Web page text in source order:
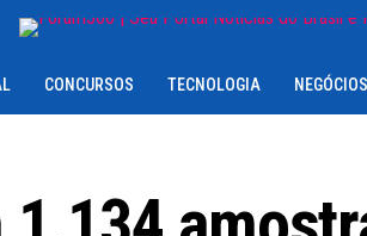
CONCURSOS TECNOLOGIA NEGÓCIOS